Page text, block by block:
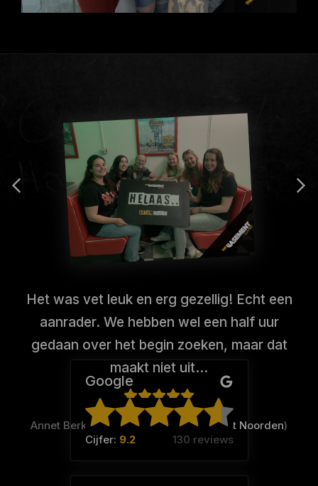
Het was vet leuk en erg gezellig! Echt een
aanrader. We hebben wel een half uur
gedaan over het begin zoeken, maar dat
maakt niet uit…
Annet Berkhout (Team:Chickas uut â€˜t Noorden)
Google
Cijfer: 9.2 130 reviews